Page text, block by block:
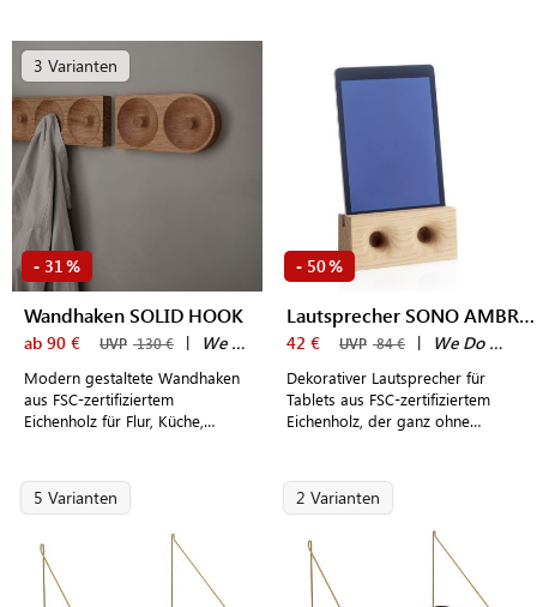
3 Varianten
- 31 %
Wandhaken SOLID HOOK
ab 90 € UVP 130 € | We Do Wood
Modern gestaltete Wandhaken
aus FSC-zertifiziertem
Eichenholz für Flur, Küche,
- 50%
Lautsprecher SONO AMBRA TABLET
42 € UVP 84 € | We Do Wood
Dekorativer Lautsprecher für
Tablets aus FSC-zertifiziertem
Eichenholz, der ganz ohne
5 Varianten 2 Varianten